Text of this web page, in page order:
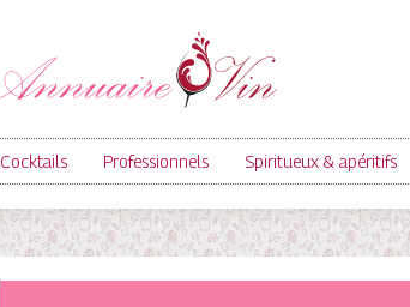
Cocktails Professionnels Spiritueux & apéritifs